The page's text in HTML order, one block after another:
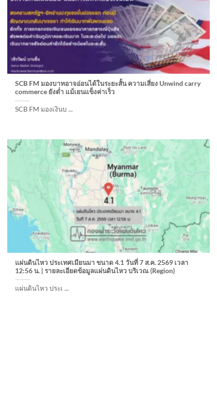
SCB FM มองบาทอาจอ่อนได้ในระยะสั้น ความเสี่ยง Unwind carry
commerce ยังต่ำ แม้เยนแข็งค่าเร็ว
SCB FM มองเงินบ ...
แผ่นดินไหว ประเทศเมียนมา ขนาด 4.1 วันที่ 7 ส.ค. 2569 เวลา
12:56 น. | รายละเอียดข้อมูลแผ่นดินไหว บริเวณ (Region)
แผ่นดินไหว ประเ ...